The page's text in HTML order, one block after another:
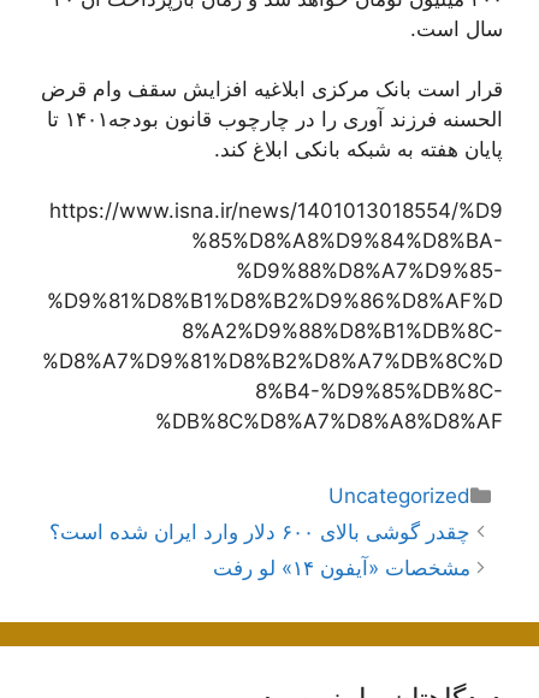
سال است.
قرار است بانک مرکزی ابلاغیه افزایش سقف وام قرض
الحسنه فرزند آوری را در چارچوب قانون بودجه۱۴۰۱ تا
پایان هفته به شبکه بانکی ابلاغ کند.
https://www.isna.ir/news/1401013018554/%D9
%85%D8%A8%D9%84%D8%BA-
%D9%88%D8%A7%D9%85-
%D9%81%D8%B1%D8%B2%D9%86%D8%AF%D
8%A2%D9%88%D8%B1%DB%8C-
%D8%A7%D9%81%D8%B2%D8%A7%DB%8C%D
8%B4-%D9%85%DB%8C-
%DB%8C%D8%A7%D8%A8%D8%AF
دسته‌ها
Uncategorized
ناوبری
نوشته‌ها
چقدر گوشی بالای ۶۰۰ دلار وارد ایران شده است؟
مشخصات «آیفون ۱۴» لو رفت